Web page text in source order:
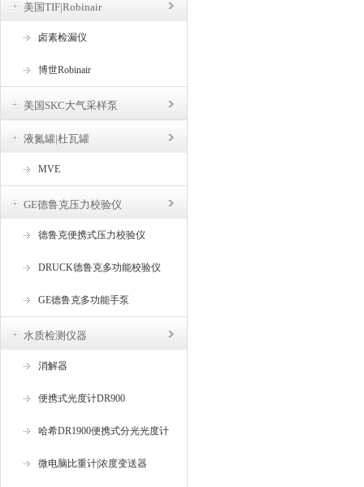
美国TIF|Robinair
卤素检漏仪
博世Robinair
美国SKC大气采样泵
液氮罐|杜瓦罐
MVE
GE德鲁克压力校验仪
德鲁克便携式压力校验仪
DRUCK德鲁克多功能校验仪
GE德鲁克多功能手泵
水质检测仪器
消解器
便携式光度计DR900
哈希DR1900便携式分光光度计
微电脑比重计|浓度变送器